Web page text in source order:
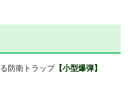
防衛トラップ【小型爆弾】